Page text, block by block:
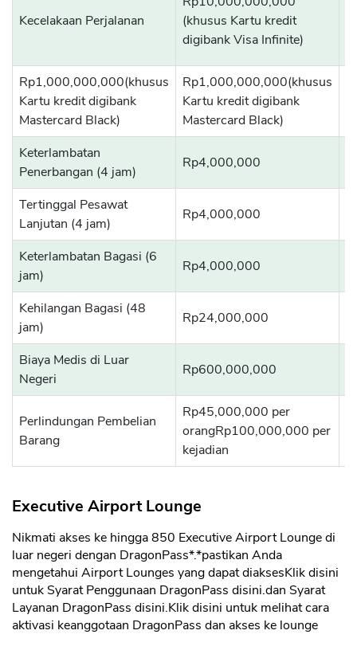
Kecelakaan Perjalanan
(khusus Kartu kredit
digibank Visa Infinite)
Rp1,000,000,000(khusus
Kartu kredit digibank
Mastercard Black)
Rp1,000,000,000(khusus
Kartu kredit digibank
Mastercard Black)
Keterlambatan
Penerbangan (4 jam)
Rp4,000,000
Tertinggal Pesawat
Lanjutan (4 jam)
Rp4,000,000
Keterlambatan Bagasi (6
jam)
Rp4,000,000
Kehilangan Bagasi (48
jam)
Rp24,000,000
Biaya Medis di Luar
Negeri
Rp600,000,000
Perlindungan Pembelian
Barang
Rp45,000,000 per
orangRp100,000,000 per
kejadian
Executive Airport Lounge
Nikmati akses ke hingga 850 Executive Airport Lounge di
luar negeri dengan DragonPass*.*pastikan Anda
mengetahui Airport Lounges yang dapat diaksesKlik disini
untuk Syarat Penggunaan DragonPass disini.dan Syarat
Layanan DragonPass disini.Klik disini untuk melihat cara
aktivasi keanggotaan DragonPass dan akses ke lounge